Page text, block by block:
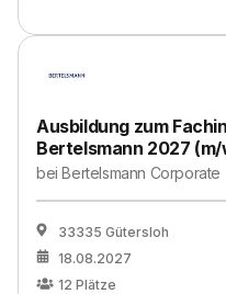
Ausbildung zum
Bertelsmann 2027
beiBertelsmann Corporate
33335 Gütersloh
18.08.2027
12 Plätze